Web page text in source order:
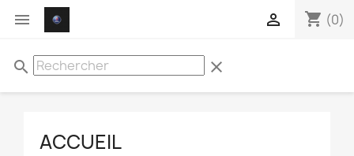
 shopping_cart (0)

search clear
ACCUEIL